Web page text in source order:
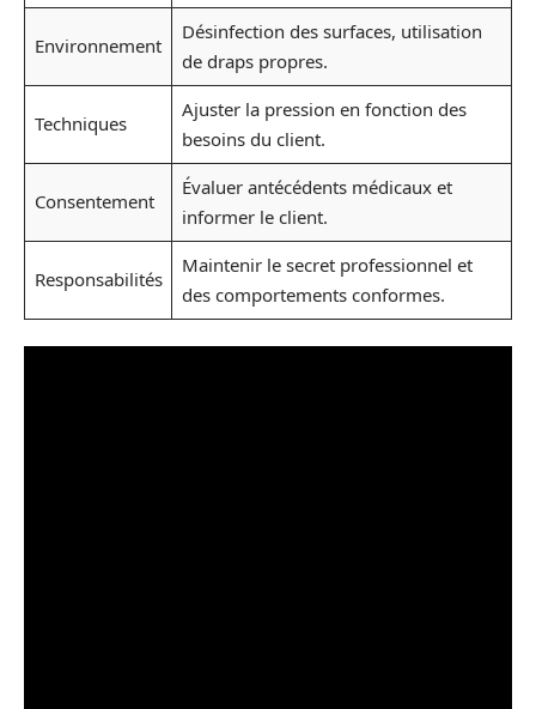
Environnement
Désinfection des surfaces, utilisation
de draps propres.
Techniques
Ajuster la pression en fonction des
besoins du client.
Consentement
Évaluer antécédents médicaux et
informer le client.
Responsabilités
Maintenir le secret professionnel et
des comportements conformes.